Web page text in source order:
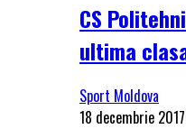
CS
ultima
Sport Moldova
18 decembrie 2017